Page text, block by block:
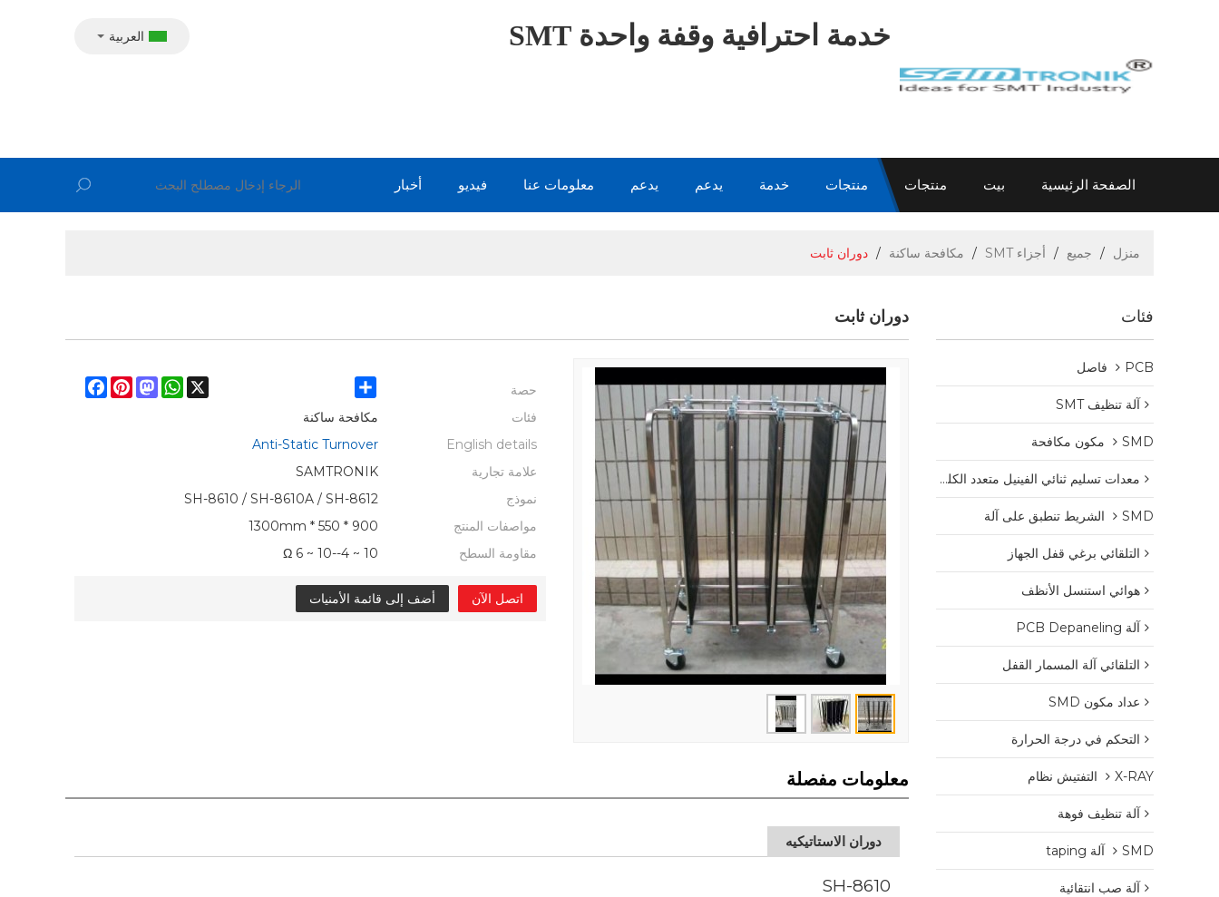
خدمة احترافية وقفة واحدة SMT العربية
الصفحة الرئيسية بيت منتجات منتجات خدمة يدعم يدعم معلومات عنا فيديو أخبار
منزل / جميع / أجزاء SMT / مكافحة ساكنة / دوران ثابت
فئات
PCB فاصل
آلة تنظيف SMT
SMD مكون مكافحة
معدات تسليم ثنائي الفينيل متعدد الكلور
SMD الشريط تنطبق على آلة
التلقائي برغي قفل الجهاز
هوائي استنسل الأنظف
آلة PCB Depaneling
التلقائي آلة المسمار القفل
عداد مكون SMD
التحكم في درجة الحرارة
X-RAY التفتيش نظام
آلة تنظيف فوهة
SMD آلة taping
آلة صب انتقائية
دوران ثابت
حصة Share
FacebookPinterest
Mastodon
WhatsApp
X
فئات
مكافحة ساكنة
English details
Anti-Static Turnover
علامة تجارية
SAMTRONIK
نموذج
SH-8610 / SH-8610A / SH-8612
مواصفات المنتج
900 * 550 * 1300mm
مقاومة السطح
10 ~ 4--10 ~ 6 Ω
اتصل الآن أضف إلى قائمة الأمنيات
معلومات مفصلة
دوران الاستاتيكيه
SH-8610